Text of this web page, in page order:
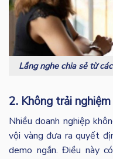
Lắng nghe chia sẻ từ
2. Không trải
Nhiều doanh nghiệp
vội vàng đưa ra quyết
demo ngắn. Điều này